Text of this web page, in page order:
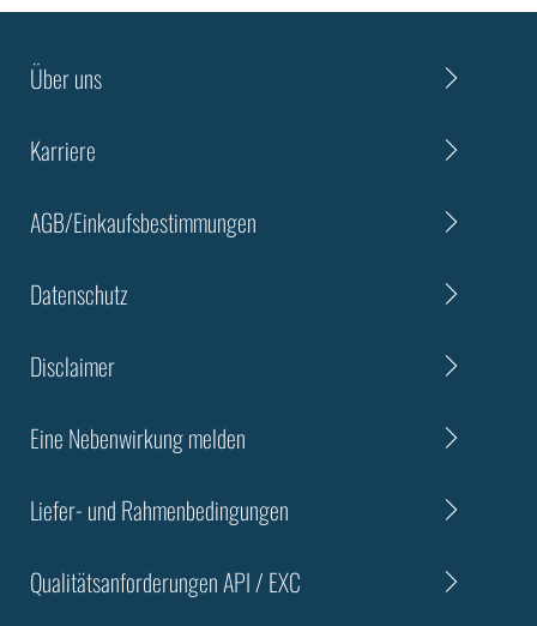
Über uns
Karriere
AGB/Einkaufsbestimmungen
Datenschutz
Disclaimer
Eine Nebenwirkung melden
Liefer- und Rahmenbedingungen
Qualitätsanforderungen API / EXC